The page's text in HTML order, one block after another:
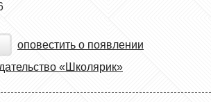
оповестить о появлении
«Школярик»